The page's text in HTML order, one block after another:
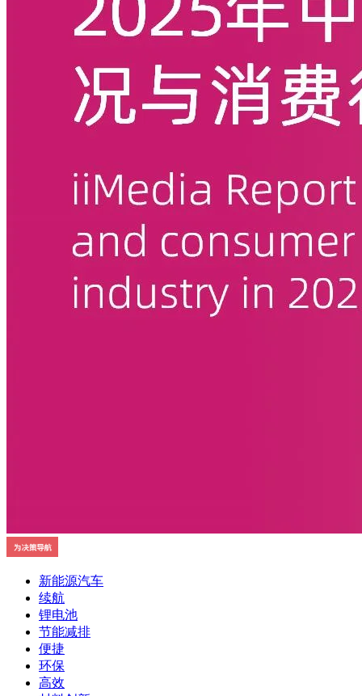
发展前景
产品质量
基础设施
多元化
协作
全产业链
宣传
自动驾驶